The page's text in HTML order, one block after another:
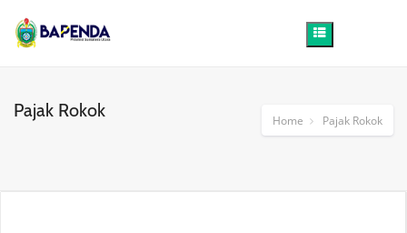
Pajak Rokok Home Pajak Rokok